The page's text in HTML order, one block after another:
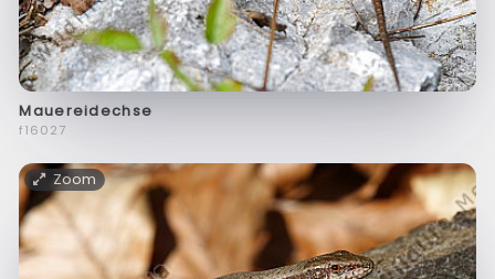
Mauereidechse
f16027
Zoom